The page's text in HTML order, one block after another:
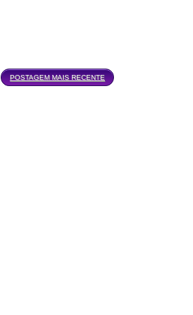
POSTAGEM MAIS RECENTE